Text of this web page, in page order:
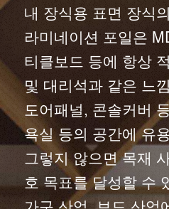
내 장식용 표면 장식
라미네이션 포일은
티클보드 등에 항상
및 대리석과 같은 느
도어패널, 콘솔커버
욕실 등의 공간에 유
그렇지 않으면 목재
호 목표를 달성할 수